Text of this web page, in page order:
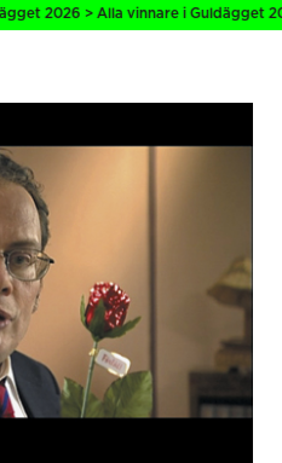
2026 > Alla vinnare i Guldägget